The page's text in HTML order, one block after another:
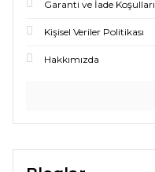
Garanti ve İade Koşulları
Kişisel Veriler Politikası
Hakkımızda